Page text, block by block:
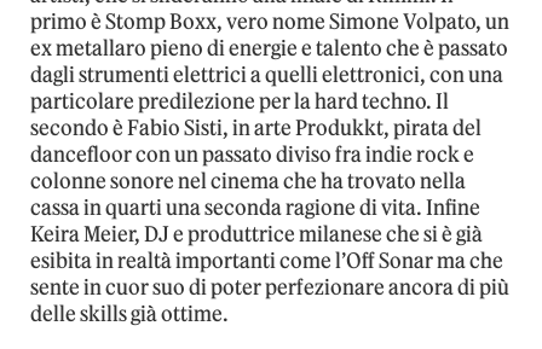
primo è Stomp Boxx, vero nome Simone Volpato, un
ex metallaro pieno di energie e talento che è passato
dagli strumenti elettrici a quelli elettronici, con una
particolare predilezione per la hard techno. Il
secondo è Fabio Sisti, in arte Produkkt, pirata del
dancefloor con un passato diviso fra indie rock e
colonne sonore nel cinema che ha trovato nella
cassa in quarti una seconda ragione di vita. Infine
Keira Meier, DJ e produttrice milanese che si è già
esibita in realtà importanti come l’Off Sonar ma che
sente in cuor suo di poter perfezionare ancora di più
delle skills già ottime.